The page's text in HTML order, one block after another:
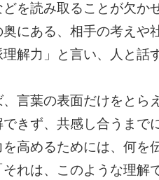
を読み取ることが欠か
にある、相手の考えや
解力」と言い、人と話
言葉の表面だけをとら
きず、共感し合うまで
高めるためには、何を
それは、このような理